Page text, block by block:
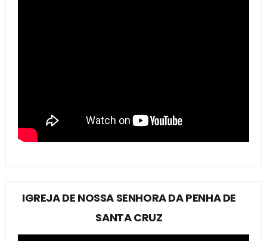
IGREJA DE NOSSA SENHORA DA PENHA DE
SANTA CRUZ